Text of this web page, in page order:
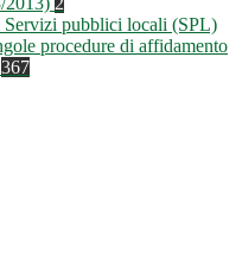
pubblici locali (SPL)
procedure di affidamento
367